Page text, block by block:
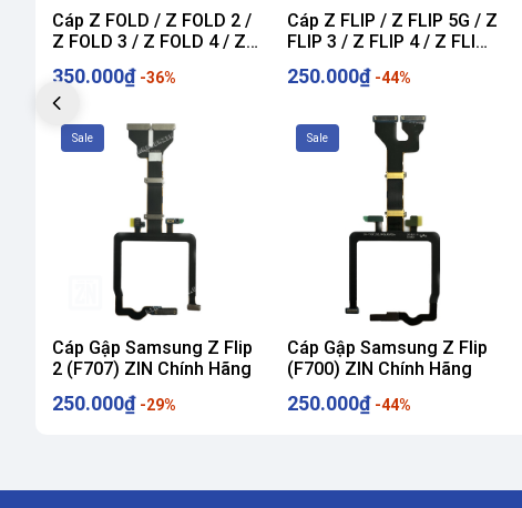
Cáp Z FOLD / Z FOLD 2 /
Z FOLD 3 / Z FOLD 4 / Z
FOLD 5 / Z FOLD 6 ZIN
350.000₫ -36%
Cáp Z FLIP / Z FLIP 5G / Z
FLIP 3 / Z FLIP 4 / Z FLIP
5 / Z FLIP 6 / Z Flip 7 ZIN
250.000₫ -44%
Sale
Cáp Gập Samsung Z Flip
2 (F707) ZIN Chính Hãng
250.000₫ -29%
Sale
Cáp Gập Samsung Z Flip
(F700) ZIN Chính Hãng
250.000₫ -44%